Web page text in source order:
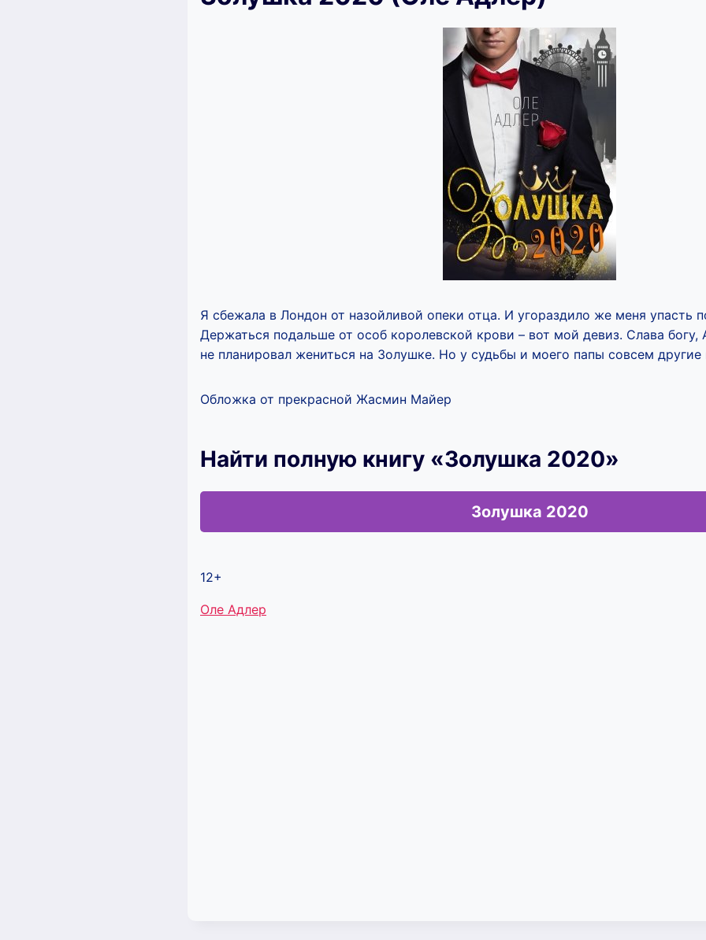
Я сбежала в Лондон от назойливой опеки отца. И угораздило же меня упасть
Держаться подальше от особ королевской крови – вот мой девиз. Слава
не планировал жениться на Золушке. Но у судьбы и моего папы совсем другие
Обложка от прекрасной Жасмин Майер
Найти полную книгу «Золушка 2020»
Золушка 2020
12+
Метки
Оле Адлер